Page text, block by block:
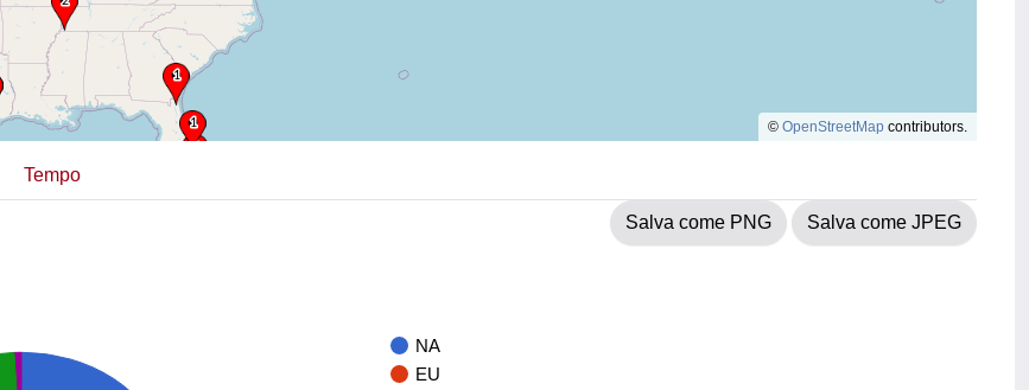
© OpenStreetMap contributors.
Tempo
Salva come PNG Salva come JPEG
NA
EU